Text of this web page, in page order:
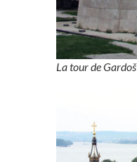
La tour de Gardoš